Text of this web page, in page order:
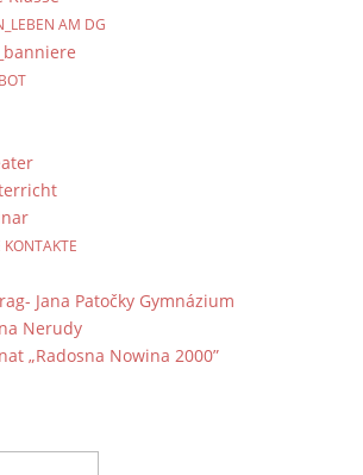
AM DG
Jana Patočky Gymnázium
Nerudy
„Radosna Nowina 2000”
Bamberg
20-22
93 23 90
93 23 92 0